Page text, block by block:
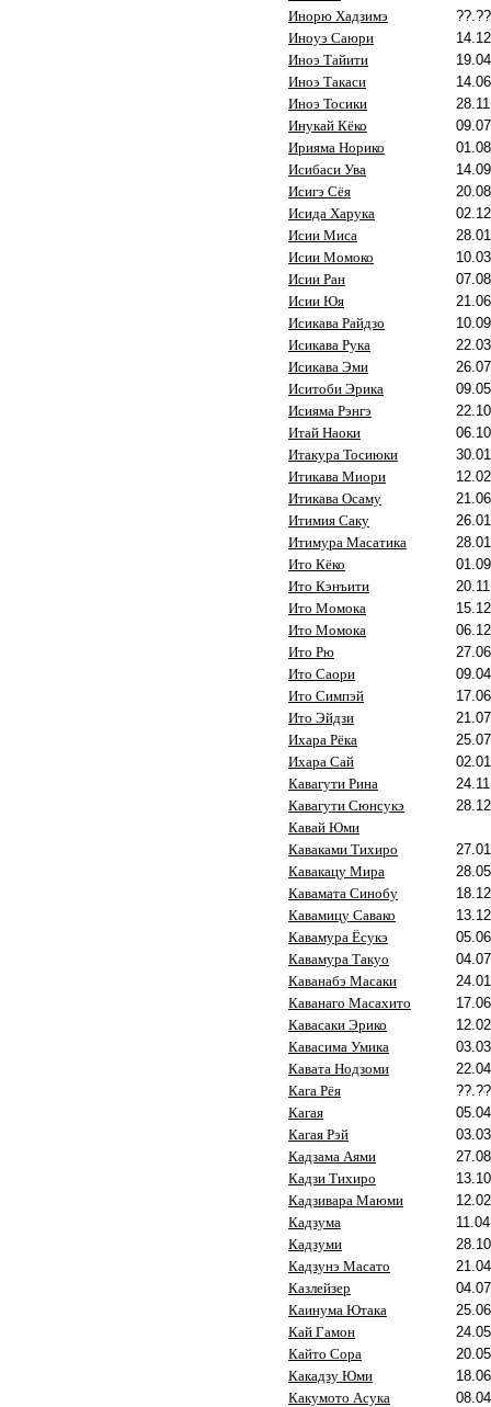
Инорю Хадзимэ
Иноуэ Саюри
Иноэ Тайити
Иноэ Такаси
Иноэ Тосики
Инукай Кёко
Ирияма Норико
Исибаси Ува
Исигэ Сёя
Исида Харука
Исии Миса
Исии Момоко
Исии Ран
Исии Юя
Исикава Райдзо
Исикава Рука
Исикава Эми
Иситоби Эрика
Исияма Рэнгэ
Итай Наоки
Итакура Тосиюки
Итикава Миори
Итикава Осаму
Итимия Саку
Итимура Масатика
Ито Кёко
Ито Кэнъити
Ито Момока
Ито Момока
Ито Рю
Ито Саори
Ито Симпэй
Ито Эйдзи
Ихара Рёка
Ихара Сай
Кавагути Рина
Кавагути Сюнсукэ
Кавай Юми
Каваками Тихиро
Кавакацу Мира
Кавамата Синобу
Кавамицу Савако
Кавамура Ёсукэ
Кавамура Такуо
Каванабэ Масаки
Каванаго Масахито
Кавасаки Эрико
Кавасима Умика
Кавата Нодзоми
Кага Рёя
Кагая
Кагая Рэй
Кадзама Аями
Кадзи Тихиро
Кадзивара Маюми
Кадзума
Кадзуми
Кадзунэ Масато
Казлейзер
Каинума Ютака
Кай Гамон
Кайто Сора
Какадзу Юми
Какумото Асука